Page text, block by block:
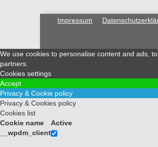
Impressum
We use cookies to personalise content and ads,
partners.
Cookies settings
Accept
Privacy & Cookie policy
Privacy & Cookies policy
Cookies list
Cookie name
Active
__wpdm_client